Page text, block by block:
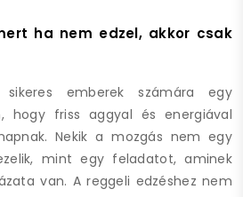
ha nem edzel, akkor csak
emberek számára egy
hogy friss aggyal és energiával
Nekik a mozgás nem egy
mint egy feladatot, aminek
van. A reggeli edzéshez nem